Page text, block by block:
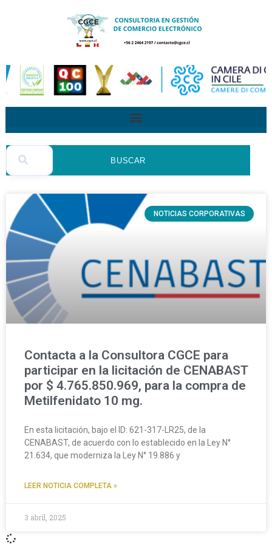
BUSCAR
NOTICIAS CORPORATIVAS
Contacta a la Consultora CGCE para
participar en la licitación de CENABAST
por $ 4.765.850.969, para la compra de
Metilfenidato 10 mg.
En esta licitación, bajo el ID: 621-317-LR25, de la
CENABAST, de acuerdo con lo establecido en la Ley N°
21.634, que moderniza la Ley N° 19.886 y
LEER NOTICIA COMPLETA »
3 abril, 2025